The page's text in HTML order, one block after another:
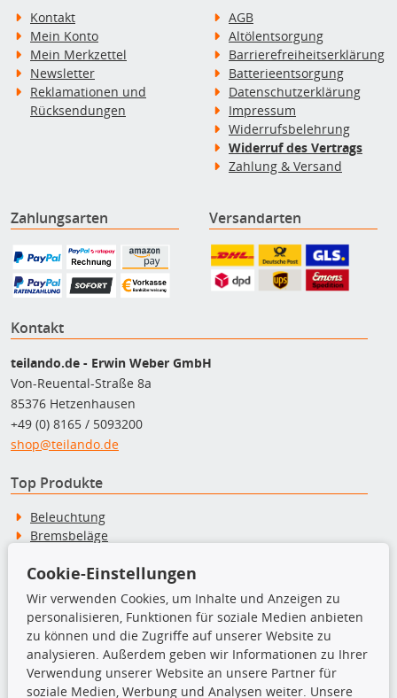
Kontakt
Mein Konto
Mein Merkzettel
Newsletter
Reklamationen und
Rücksendungen
AGB
Altölentsorgung
Barrierefreiheitserklärung
Batterieentsorgung
Datenschutzerklärung
Impressum
Widerrufsbelehrung
Widerruf des Vertrags
Zahlung & Versand
Zahlungsarten Versandarten
Kontakt
teilando.de - Erwin Weber GmbH
Von-Reuental-Straße 8a
85376 Hetzenhausen
+49 (0) 8165 / 5093200
shop@teilando.de
Top Produkte
Beleuchtung
Bremsbeläge
Kupplungssatz
Querlenker
Radlager
Stoßdämpfer
TecDoc Inside
Cookie-Einstellungen
Wir verwenden Cookies, um Inhalte und Anzeigen zu
personalisieren, Funktionen für soziale Medien anbieten
zu können und die Zugriffe auf unserer Website zu
analysieren. Außerdem geben wir Informationen zu Ihrer
Verwendung unserer Website an unsere Partner für
soziale Medien, Werbung und Analysen weiter. Unsere